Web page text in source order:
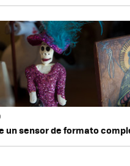
un sensor de formato